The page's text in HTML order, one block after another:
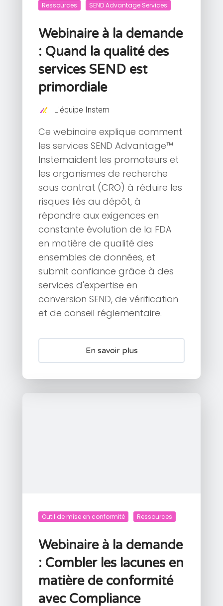
Ressources SEND Advantage Services
Webinaire à la demande
: Quand la qualité des
services SEND est
primordiale
L'équipe Instem
Ce webinaire explique comment
les services SEND Advantage™
Instemaident les promoteurs et
les organismes de recherche
sous contrat (CRO) à réduire les
risques liés au dépôt, à
répondre aux exigences en
constante évolution de la FDA
en matière de qualité des
ensembles de données, et
submit confiance grâce à des
services d'expertise en
conversion SEND, de vérification
et de conseil réglementaire.
En savoir plus
Outil de mise en conformité Ressources
Webinaire à la demande
: Combler les lacunes en
matière de conformité
avec Compliance